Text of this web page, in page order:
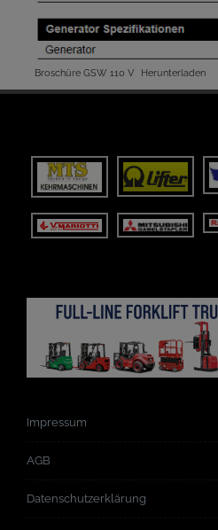
Broschüre GSW 110 V Herunterladen
Impressum
AGB
Datenschutzerklärung